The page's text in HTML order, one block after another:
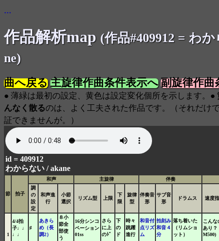
...
作品解析map (作品#409912 = わ
ne)
曲へ戻る 主旋律作曲条件表示へ 副旋律作曲
● 薄緑は最初の設定、黄色は設定変化個所を示します。●
んなく散るのは、よく工夫された作品です。（それだけ
証できませんが。）
id = 409912
わからない /akane
節 拍子
和声 主旋律
伴奏
調
の
設
定
和声進
行
小節
選択
リズム型 上限
下
限
旋律
型
伴奏音
形
サブ音
形
ドラムス 速度
1
4/4拍
子♩♩
♩♩
♯
あきら
め（長
調2）
８小
節全
部使
う
16分シンコ
ペーション
01ss
さら
に上
のﾄﾞ
下
の
ド
時々
跳躍
進行
和音付
点リズ
ム
拍刻み
和音４
分
落ち着いた
（リムショ
ット）
こんな
あり？
M500)